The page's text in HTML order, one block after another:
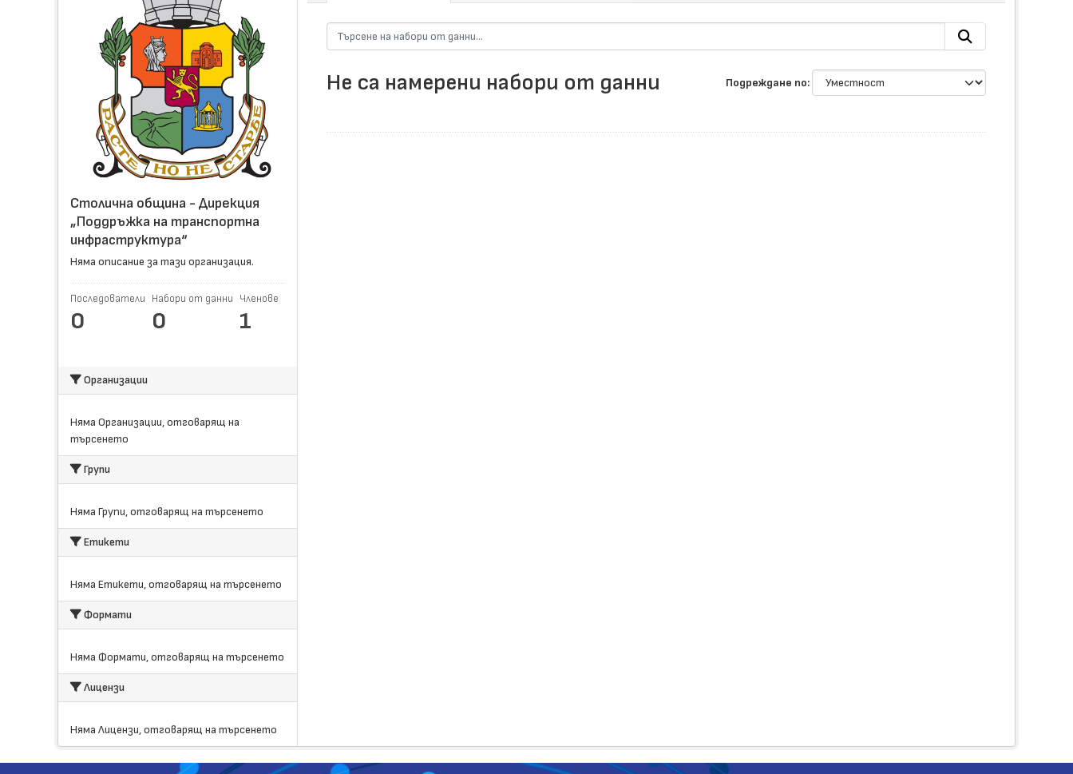
Столична община - Дирекция
„Поддръжка на транспортна
инфраструктура“
Няма описание за тази организация.
Последователи
0
Набори от данни
0
Членове
1
Организации
Няма Организации, отговарящ на
търсенето
Групи
Няма Групи, отговарящ на търсенето
Етикети
Няма Етикети, отговарящ на търсенето
Формати
Няма Формати, отговарящ на търсенето
Лицензи
Няма Лицензи, отговарящ на търсенето
Подреждане по
Не са намерени набори от данни